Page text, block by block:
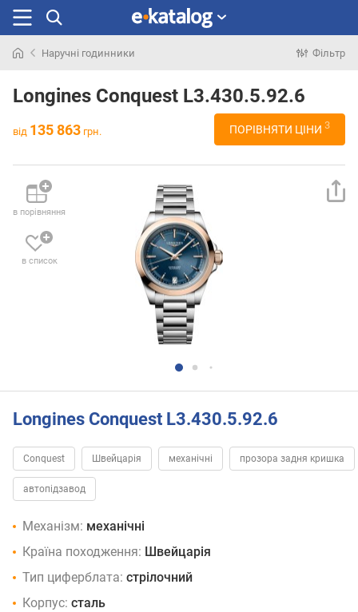
раніше
Наручні годинники Фільтр
Longines Conquest L3.430.5.92.6
від 135 863 грн. ПОРІВНЯТИ ЦІНИ 3
в порівняння
в список
Longines Conquest L3.430.5.92.6
Conquest Швейцарія механічні прозора задня кришка
автопідзавод
Механізм: механічні
Країна походження: Швейцарія
Тип циферблата: стрілочний
Корпус: сталь